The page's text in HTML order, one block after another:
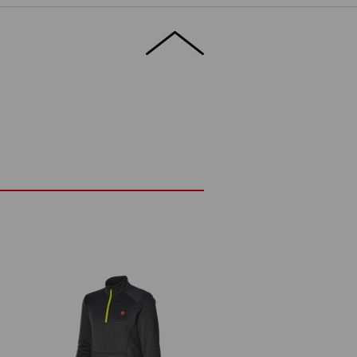
Temperaturen angenehm warm,
Wärmeschicht und kann bequem unter
bei voller Bewegungsfreiheit.
Stretch-Anteil
Nicht bleichen
Kalt bügeln